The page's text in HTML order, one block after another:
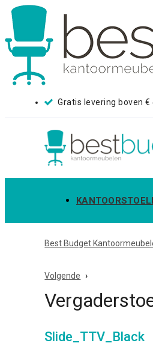
Gratis levering boven €
Best Budget
Volgende
Slide_TTV_Black